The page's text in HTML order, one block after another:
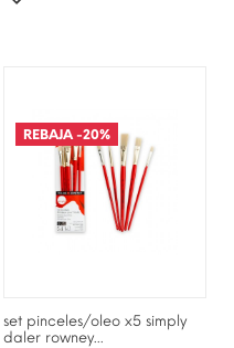
REBAJA-20%
set pinceles/oleo x5 simply
daler rowney...